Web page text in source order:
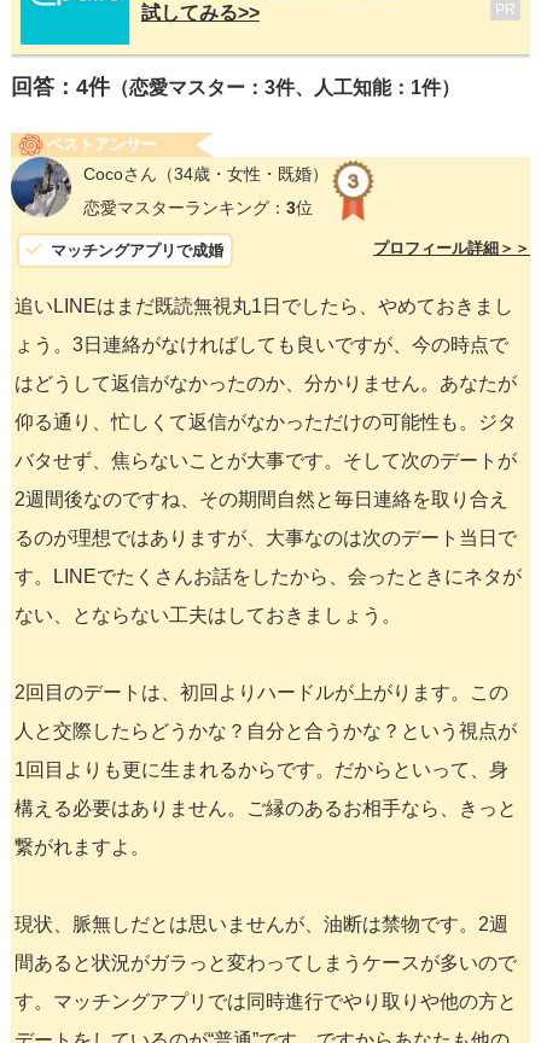
試してみる>>
PR
回答： 4件（恋愛マスター：3件、人工知能：1件）
ベストアンサー
Cocoさん （34歳・女性・既婚）
恋愛マスターランキング： 3位
マッチングアプリで成婚 プロフィール詳細＞＞
追いLINEはまだ既読無視丸1日でしたら、やめておきまし
ょう。3日連絡がなければしても良いですが、今の時点で
はどうして返信がなかったのか、分かりません。あなたが
仰る通り、忙しくて返信がなかっただけの可能性も。ジタ
バタせず、焦らないことが大事です。そして次のデートが
2週間後なのですね、その期間自然と毎日連絡を取り合え
るのが理想ではありますが、大事なのは次のデート当日で
す。LINEでたくさんお話をしたから、会ったときにネタが
ない、とならない工夫はしておきましょう。
2回目のデートは、初回よりハードルが上がります。この
人と交際したらどうかな？自分と合うかな？という視点が
1回目よりも更に生まれるからです。だからといって、身
構える必要はありません。ご縁のあるお相手なら、きっと
繋がれますよ。
現状、脈無しだとは思いませんが、油断は禁物です。2週
間あると状況がガラっと変わってしまうケースが多いので
す。マッチングアプリでは同時進行でやり取りや他の方と